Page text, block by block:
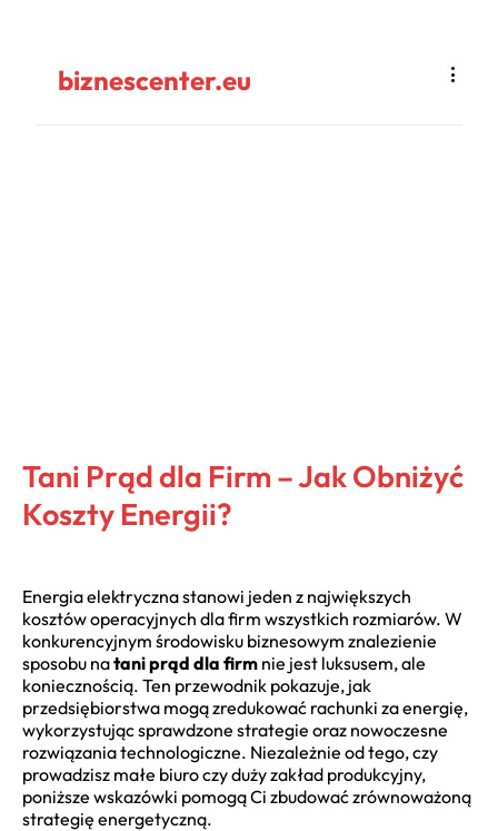
biznescenter.eu
Tani Prąd dla Firm – Jak Obniżyć
Koszty Energii?
Energia elektryczna stanowi jeden z największych
kosztów operacyjnych dla firm wszystkich rozmiarów. W
konkurencyjnym środowisku biznesowym znalezienie
sposobu natani prąd dla firm nie jest luksusem, ale
koniecznością. Ten przewodnik pokazuje, jak
przedsiębiorstwa mogą zredukować rachunki za energię,
wykorzystując sprawdzone strategie oraz nowoczesne
rozwiązania technologiczne. Niezależnie od tego, czy
prowadzisz małe biuro czy duży zakład produkcyjny,
poniższe wskazówki pomogą Ci zbudować zrównoważoną
strategię energetyczną.